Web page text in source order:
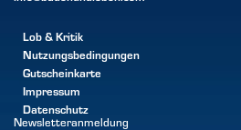
Lob & Kritik
Nutzungsbedingungen
Gutscheinkarte
Impressum
Datenschutz
Newsletteranmeldung